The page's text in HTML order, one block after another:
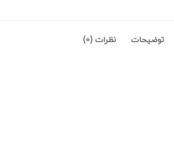
توضیحات نظرات (0)